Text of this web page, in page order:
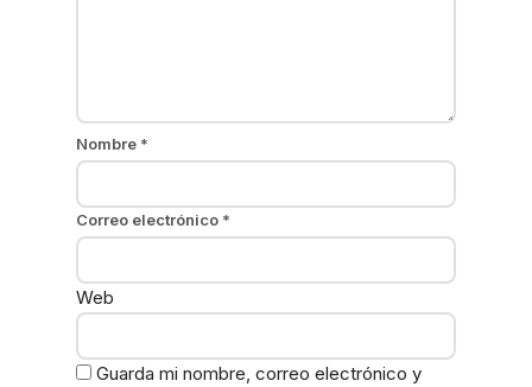
Nombre *
Correo electrónico *
Web
Guarda mi nombre, correo electrónico y